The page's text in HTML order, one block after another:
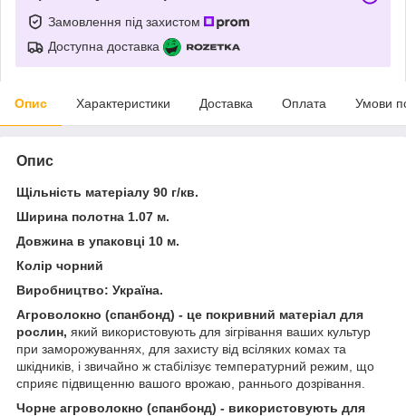
Замовлення під захистом
Доступна доставка
Опис Характеристики Доставка Оплата Умови
Опис
Щільність матеріалу 90 г/кв.
Ширина полотна 1.07 м.
Довжина в упаковці 10 м.
Колір чорний
Виробництво: Україна.
Агроволокно (спанбонд) - це покривний матеріал для
рослин, який використовують для зігрівання ваших культур
при заморожуваннях, для захисту від всіляких комах та
шкідників, і звичайно ж стабілізує температурний режим, що
сприяє підвищенню вашого врожаю, раннього дозрівання.
Чорне агроволокно (спанбонд) - використовують для